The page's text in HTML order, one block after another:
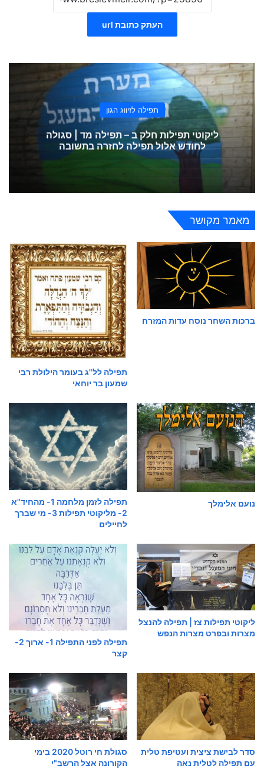
העתק כתובת url
תפילה לזיווג הגון
ליקוטי תפילות חלק ב – תפילה מד | סגולה
לחודש אלול תפילה לחזרה בתשובה
מאמר מקושר
ברכות השחר נוסח עדות המזרח
תפילה לל"ג בעומר הילולת רבי
שמעון בר יוחאי
נועם אלימלך
תפילה לזמן מלחמה 1- מהחיד"א
2- מליקוטי תפילות 3- מי שברך
לחיילים
ליקוטי תפילות צז | תפילה להנצל
מצרות ובפרט מצרות הנפש
תפילה לפני התפילה 1- ארוך 2-
קצר
סדר לבישת ציצית ועטיפת טלית
עם תפילה לטלית נאה
סגולת חי רוטל 2020 בימי
הקורונה אצל הרשב"י